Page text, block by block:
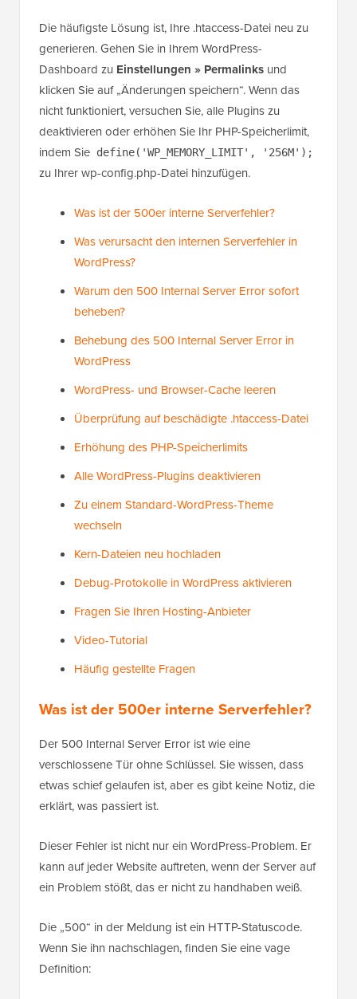
Die häufigste Lösung ist, Ihre .htaccess-Datei neu zu
generieren. Gehen Sie in Ihrem WordPress-
Dashboard zu Einstellungen » Permalinks und
klicken Sie auf „Änderungen speichern“. Wenn das
nicht funktioniert, versuchen Sie, alle Plugins zu
deaktivieren oder erhöhen Sie Ihr PHP-Speicherlimit,
indem Sie define('WP_MEMORY_LIMIT', '256M');
zu Ihrer wp-config.php-Datei hinzufügen.
Was ist der 500er interne Serverfehler?
Was verursacht den internen Serverfehler in
WordPress?
Warum den 500 Internal Server Error sofort
beheben?
Behebung des 500 Internal Server Error in
WordPress
WordPress- und Browser-Cache leeren
Überprüfung auf beschädigte .htaccess-Datei
Erhöhung des PHP-Speicherlimits
Alle WordPress-Plugins deaktivieren
Zu einem Standard-WordPress-Theme
wechseln
Kern-Dateien neu hochladen
Debug-Protokolle in WordPress aktivieren
Fragen Sie Ihren Hosting-Anbieter
Video-Tutorial
Häufig gestellte Fragen
Was ist der 500er interne Serverfehler?
Der 500 Internal Server Error ist wie eine
verschlossene Tür ohne Schlüssel. Sie wissen, dass
etwas schief gelaufen ist, aber es gibt keine Notiz, die
erklärt, was passiert ist.
Dieser Fehler ist nicht nur ein WordPress-Problem. Er
kann auf jeder Website auftreten, wenn der Server auf
ein Problem stößt, das er nicht zu handhaben weiß.
Die „500“ in der Meldung ist ein HTTP-Statuscode.
Wenn Sie ihn nachschlagen, finden Sie eine vage
Definition: